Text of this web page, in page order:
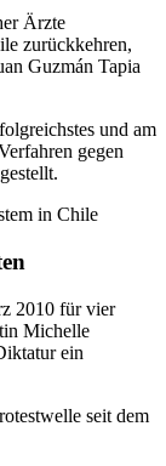
Ärzte
zurückkehren,
Guzmán Tapia
und am
gegen
in Chile
2010 für vier
Michelle
ein
seit dem